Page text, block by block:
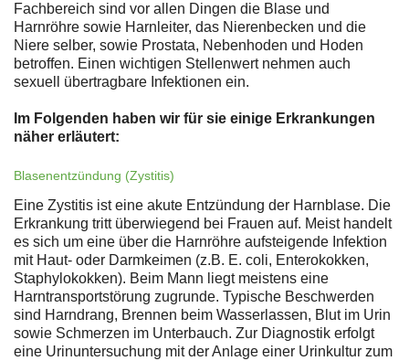
Fachbereich sind vor allen Dingen die Blase und
Harnröhre sowie Harnleiter, das Nierenbecken und die
Niere selber, sowie Prostata, Nebenhoden und Hoden
betroffen. Einen wichtigen Stellenwert nehmen auch
sexuell übertragbare Infektionen ein.
Im Folgenden haben wir für sie einige Erkrankungen
näher erläutert:
Blasenentzündung (Zystitis)
Eine Zystitis ist eine akute Entzündung der Harnblase. Die
Erkrankung tritt überwiegend bei Frauen auf. Meist handelt
es sich um eine über die Harnröhre aufsteigende Infektion
mit Haut- oder Darmkeimen (z.B. E. coli, Enterokokken,
Staphylokokken). Beim Mann liegt meistens eine
Harntransportstörung zugrunde. Typische Beschwerden
sind Harndrang, Brennen beim Wasserlassen, Blut im Urin
sowie Schmerzen im Unterbauch. Zur Diagnostik erfolgt
eine Urinuntersuchung mit der Anlage einer Urinkultur zum